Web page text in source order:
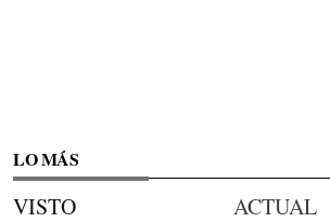
LO MÁS
VISTO ACTUAL